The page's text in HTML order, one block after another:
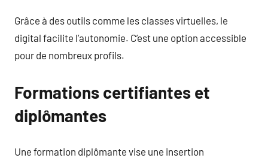
Grâce à des outils comme les classes virtuelles, le
digital facilite l’autonomie. C’est une option accessible
pour de nombreux profils.
Formations certifiantes et
diplômantes
Une formation diplômante vise une insertion